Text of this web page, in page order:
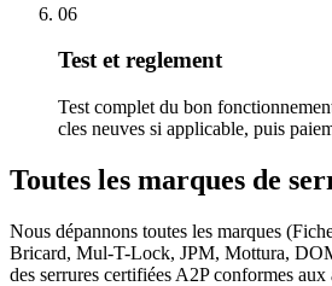
06
Test et reglement
Test complet du bon
cles neuves si applicable, puis
Toutes les marques de
Nous dépannons toutes les marques
Bricard, Mul-T-Lock, JPM, Mottura,
des serrures certifiées A2P conformes aux